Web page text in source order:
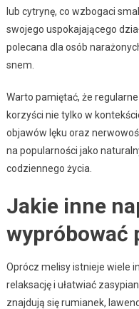
lub cytrynę, co wzbogaci
swojego uspokajającego
polecana dla osób
snem.
Warto pamiętać, że
korzyści nie tylko w
objawów lęku oraz
na popularności jako
codziennego życia.
Jakie inne
wypróbować
Oprócz melisy istnieje wiele
relaksację i ułatwiać
znajdują się rumianek,